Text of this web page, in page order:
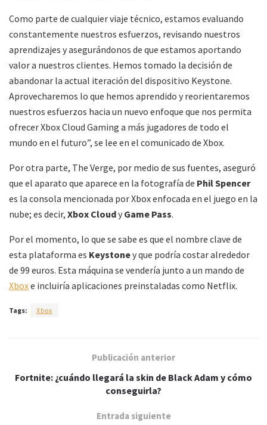
Como parte de cualquier viaje técnico, estamos evaluando
constantemente nuestros esfuerzos, revisando nuestros
aprendizajes y asegurándonos de que estamos aportando
valor a nuestros clientes. Hemos tomado la decisión de
abandonar la actual iteración del dispositivo Keystone.
Aprovecharemos lo que hemos aprendido y reorientaremos
nuestros esfuerzos hacia un nuevo enfoque que nos permita
ofrecer Xbox Cloud Gaming a más jugadores de todo el
mundo en el futuro”, se lee en el comunicado de Xbox.
Por otra parte, The Verge, por medio de sus fuentes, aseguró
que el aparato que aparece en la fotografía de Phil Spencer
es la consola mencionada por Xbox enfocada en el juego en la
nube; es decir, Xbox Cloudy Game Pass.
Por el momento, lo que se sabe es que el nombre clave de
esta plataforma es Keystoney que podría costar alrededor
de 99 euros. Esta máquina se vendería junto a un mando de
Xboxe incluiría aplicaciones preinstaladas como Netflix.
Tags: Xbox
Publicación anterior
Fortnite: ¿cuándo llegará la skin de Black Adam y cómo
conseguirla?
Entrada siguiente